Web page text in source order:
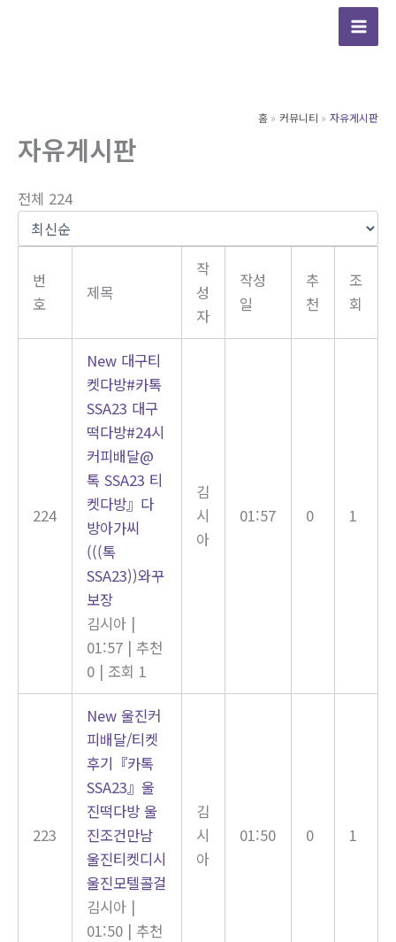
홈 커뮤니티 자유게시판
자유게시판
전체 224
번
호
제목
작
성
자
작성
일
추
천
조
회
224
New 대구티
켓다방#카톡
SSA23 대구
떡다방#24시
커피배달@
톡 SSA23 티
켓다방』다
방아가씨
(((톡
SSA23))와꾸
보장
김시아 |
01:57 | 추천
0 | 조회 1
김
시
아
01:57 0 1
223
New 울진커
피배달/티켓
후기『카톡
SSA23』울
진떡다방 울
진조건만남
울진티켓디시
울진모텔콜걸
김시아 |
01:50 | 추천
김
시
아
01:50 0 1